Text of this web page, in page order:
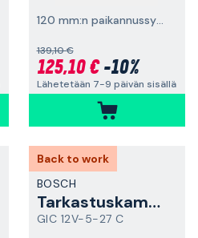
120 mm:n paikannussyvyys
139,10 €
125,10 €-10%
Lähetetään 7-9 päivän sisällä
Back to work
BOSCH
Tarkastuskamera
GIC 12V-5-27 C